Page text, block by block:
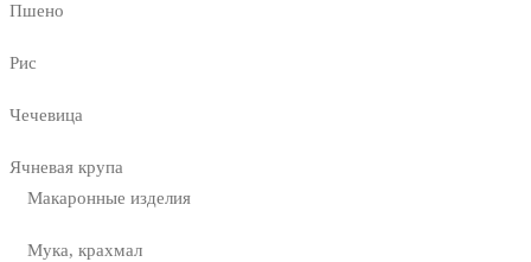
Пшено
Рис
Чечевица
Ячневая крупа
Макаронные изделия
Мука, крахмал